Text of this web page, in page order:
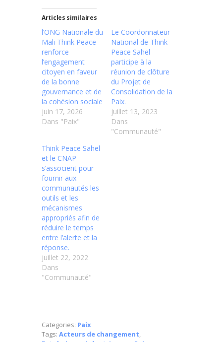
Articles similaires
l’ONG Nationale du
Mali Think Peace
renforce
l’engagement
citoyen en faveur
de la bonne
gouvernance et de
la cohésion sociale
juin 17, 2026
Dans "Paix"
Le Coordonnateur
National de Think
Peace Sahel
participe à la
réunion de clôture
du Projet de
Consolidation de la
Paix.
juillet 13, 2023
Dans
"Communauté"
Think Peace Sahel
et le CNAP
s’associent pour
fournir aux
communautés les
outils et les
mécanismes
appropriés afin de
réduire le temps
entre l’alerte et la
réponse.
juillet 22, 2022
Dans
"Communauté"
Categories: Paix
Tags: Acteurs de changement,